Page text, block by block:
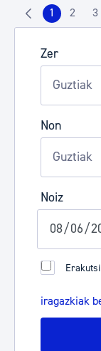
Zer
Non
Noiz
iragazkiak
Orrialdea
1 2 3